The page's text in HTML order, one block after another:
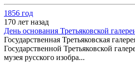
1856 год
170 лет назад
День основания Третьяковской
Государственная Третьяковская
Государственной Третьяковской
музея русского изобра...